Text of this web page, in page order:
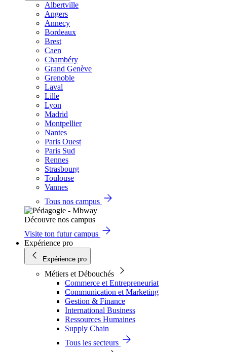
Albertville
Angers
Annecy
Bordeaux
Brest
Caen
Chambéry
Grand Genève
Grenoble
Laval
Lille
Lyon
Madrid
Montpellier
Nantes
Paris Ouest
Paris Sud
Rennes
Strasbourg
Toulouse
Vannes
Tous nos campus
Découvre nos campus
Visite ton futur campus
Expérience pro
Expérience pro
Métiers et Débouchés
Commerce et Entrepreneuriat
Communication et Marketing
Gestion & Finance
International Business
Ressources Humaines
Supply Chain
Tous les secteurs